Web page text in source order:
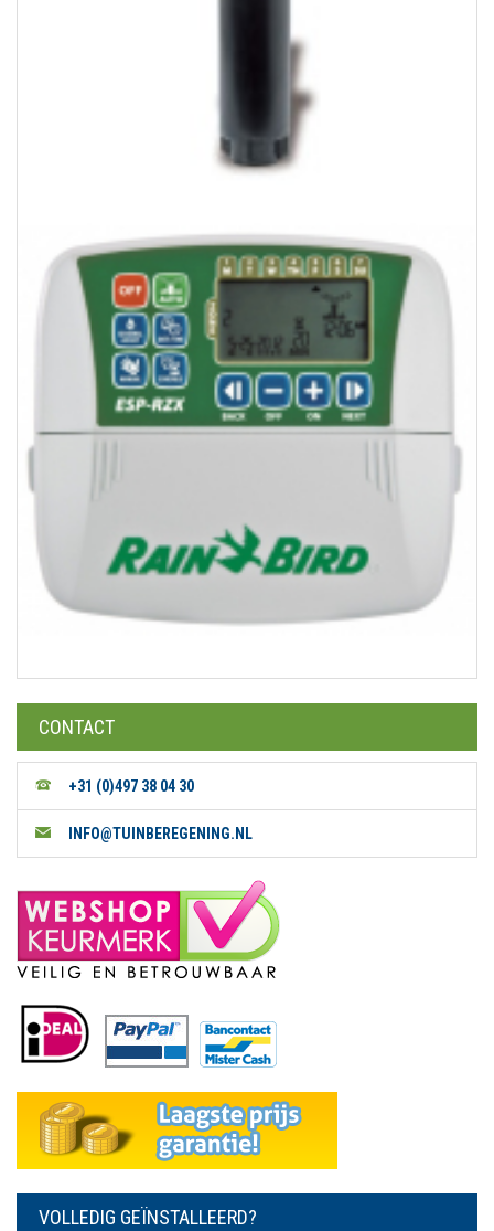
CONTACT
+31 (0)497 38 04 30
INFO@TUINBEREGENING.NL
VOLLEDIG GEÏNSTALLEERD?